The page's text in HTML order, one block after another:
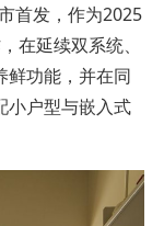
首发，作为2025
在延续双系统、
鲜功能，并在同
小户型与嵌入式